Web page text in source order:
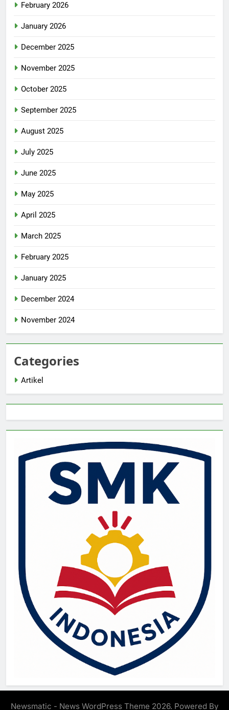
February 2026
January 2026
December 2025
November 2025
October 2025
September 2025
August 2025
July 2025
June 2025
May 2025
April 2025
March 2025
February 2025
January 2025
December 2024
November 2024
Categories
Artikel
Newsmatic - News WordPress Theme 2026. Powered By